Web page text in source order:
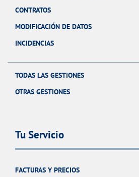
CONTRATOS
MODIFICACIÓN DE DATOS
INCIDENCIAS
TODAS LAS GESTIONES
OTRAS GESTIONES
Tu Servicio
FACTURAS Y PRECIOS